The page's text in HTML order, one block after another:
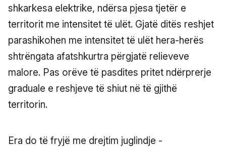
shkarkesa elektrike, ndërsa pjesa tjetër e
territorit me intensitet të ulët. Gjatë ditës reshjet
parashikohen me intensitet të ulët hera-herës
shtrëngata afatshkurtra përgjatë relieveve
malore. Pas orëve të pasdites pritet ndërprerje
graduale e reshjeve të shiut në të gjithë
territorin.
Era do të fryjë me drejtim juglindje -